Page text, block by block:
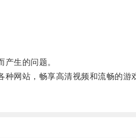
生的问题。
网站，畅享高清视频和流畅的游